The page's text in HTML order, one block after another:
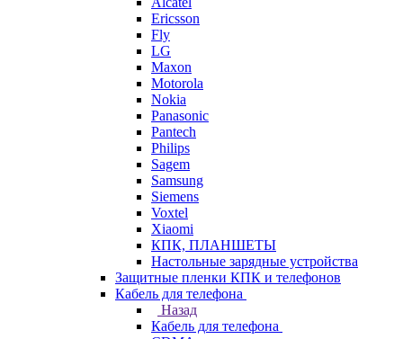
Ericsson
Fly
LG
Maxon
Motorola
Nokia
Panasonic
Pantech
Philips
Sagem
Samsung
Siemens
Voxtel
Xiaomi
КПК, ПЛАНШЕТЫ
Настольные зарядные устройства
Защитные пленки КПК и телефонов
Кабель для телефона
Назад
Кабель для телефона